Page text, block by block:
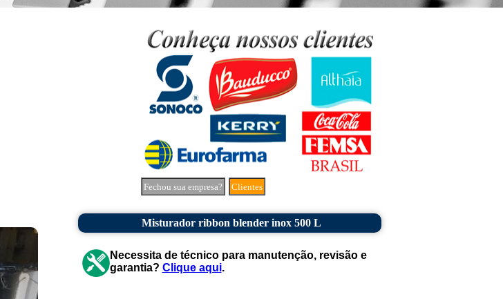
Fechou sua empresa? Clientes
Misturador ribbon blender inox 500 L
Necessita de técnico para manutenção, revisão e
garantia? Clique aqui.